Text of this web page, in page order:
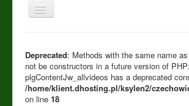
Przełącz
nawigację
Open menu
Deprecated: Methods with the same name
not be constructors in a future version of PHP;
plgContentJw_allvideos has a deprecated
/home/klient.dhosting.pl/ksylen2/
on line 18